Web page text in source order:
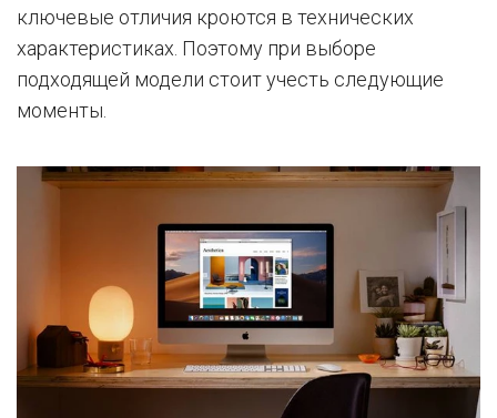
ключевые отличия кроются в технических
характеристиках. Поэтому при выборе
подходящей модели стоит учесть следующие
моменты.